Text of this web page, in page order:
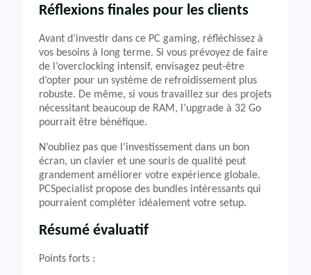
Réflexions finales pour les clients
Avant d’investir dans ce PC gaming, réfléchissez à
vos besoins à long terme. Si vous prévoyez de faire
de l’overclocking intensif, envisagez peut-être
d’opter pour un système de refroidissement plus
robuste. De même, si vous travaillez sur des projets
nécessitant beaucoup de RAM, l’upgrade à 32 Go
pourrait être bénéfique.
N’oubliez pas que l’investissement dans un bon
écran, un clavier et une souris de qualité peut
grandement améliorer votre expérience globale.
PCSpecialist propose des bundles intéressants qui
pourraient compléter idéalement votre setup.
Résumé évaluatif
Points forts :